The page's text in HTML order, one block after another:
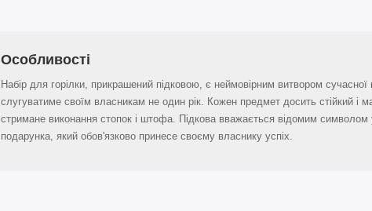
Особливості
Набір для горілки, прикрашений підковою, є неймовірним витвором сучасної
слугуватиме своїм власникам не один рік. Кожен предмет досить стійкий і
стримане виконання стопок і штофа. Підкова вважається відомим
подарунка, який обов'язково принесе своєму власнику успіх.